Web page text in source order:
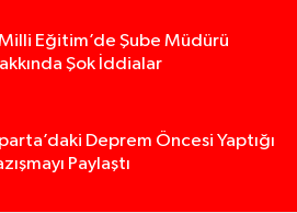
Milli Eğitim’de Şube Müdürü
Şok İddialar
Deprem Öncesi Yaptığı
Paylaştı
arasındaki silahlı kavgada
birbirine girdiği kavga
ÇARPIŞAN OTOMOBİL GÜL